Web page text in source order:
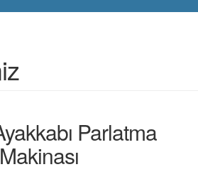
Parlatma
Makinası